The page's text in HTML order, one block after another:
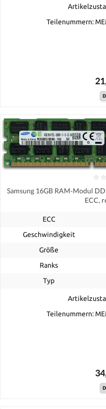
Teilenummern:
Samsung 16GB RAM-Modul
ECC,
ECC
Geschwindigkeit
Größe
Ranks
Typ
Teilenummern: